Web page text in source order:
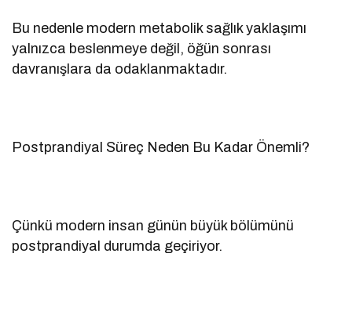
Bu nedenle modern metabolik sağlık yaklaşımı
yalnızca beslenmeye değil, öğün sonrası
davranışlara da odaklanmaktadır.
Postprandiyal Süreç Neden Bu Kadar Önemli?
Çünkü modern insan günün büyük bölümünü
postprandiyal durumda geçiriyor.